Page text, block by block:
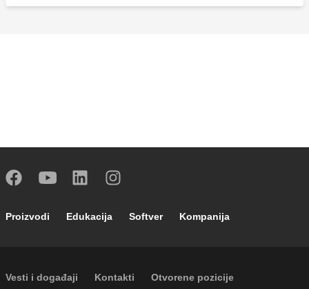
Footer main navigation
Proizvodi Edukacija Softver Kompanija
Footer secondary navigation
Vesti i događaji Kontakti Otvorene pozicije